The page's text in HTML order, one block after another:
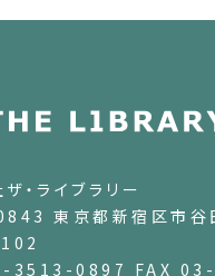
・ライブラリー
東京都新宿区市谷
3513-0897 FAX